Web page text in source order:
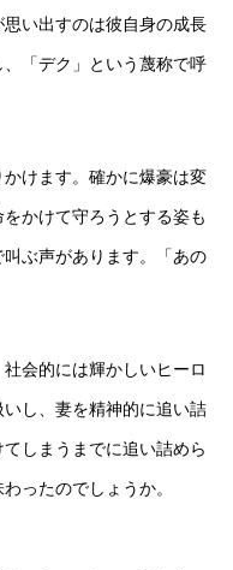
い出すのは彼自身の成長
「デク」という蔑称で呼
けます。確かに爆豪は変
かけて守ろうとする姿も
ぶ声があります。「あの
会的には輝かしいヒーロ
し、妻を精神的に追い詰
しまうまでに追い詰めら
ったのでしょうか。